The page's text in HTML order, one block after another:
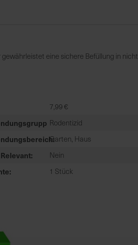
eine sichere Befüllung in nicht
7,99 €
Rodentizid
Garten, Haus
Nein
1 Stück